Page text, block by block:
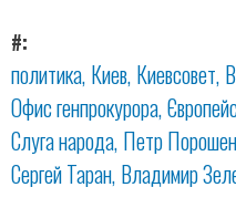
#
политика Киев Киевсовет
Офис генпрокурора
Слуга народа Петр
Сергей Таран Владимир